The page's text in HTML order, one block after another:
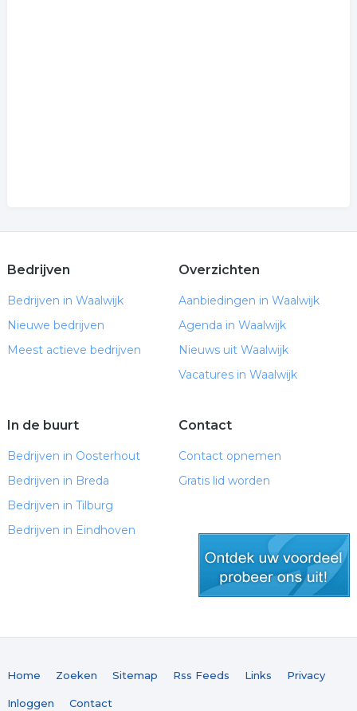
Bedrijven
Bedrijven in Waalwijk
Nieuwe bedrijven
Meest actieve bedrijven
Overzichten
Aanbiedingen in Waalwijk
Agenda in Waalwijk
Nieuws uit Waalwijk
Vacatures in Waalwijk
In de buurt
Bedrijven in Oosterhout
Bedrijven in Breda
Bedrijven in Tilburg
Bedrijven in Eindhoven
Contact
Contact opnemen
Gratis lid worden
Home Zoeken Sitemap Rss Feeds Links Privacy
Inloggen Contact